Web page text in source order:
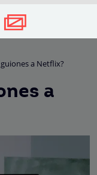
a Netflix?
a